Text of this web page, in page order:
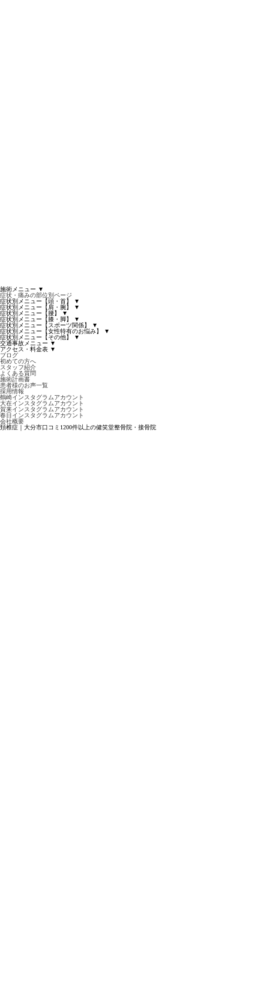
施術メニュー ▼
症状・痛みの部位別ページ
症状別メニュー【頭・首】
▼
症状別メニュー【肩・腕】
▼
症状別メニュー【腰】
▼
症状別メニュー【膝・脚】
▼
症状別メニュー【スポーツ関係】
▼
症状別メニュー【女性特有のお悩み】
▼
症状別メニュー【その他】
▼
交通事故メニュー ▼
アクセス・料金表 ▼
ブログ
初めての方へ
スタッフ紹介
よくある質問
施術計画書
患者様のお声一覧
採用情報
鶴崎インスタグラムアカウント
大在インスタグラムアカウント
賀来インスタグラムアカウント
春日インスタグラムアカウント
会社概要
頚椎症｜大分市口コミ1200件以上の健笑堂整骨院・接骨院